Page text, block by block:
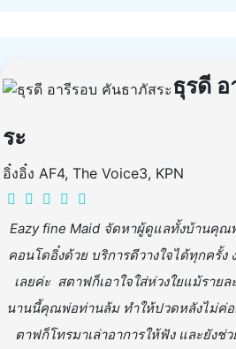
ธุรดี
ระ
อิ๋งอิ๋ง AF4, The Voice3, KPN
Eazy fine Maid จัดหาผู้ดูแลทั้งบ้านคุ
คอนโดอิ๋งด้วย บริการดีวางใจได้ทุกครั้ง
เลยค่ะ สตาฟก็เอาใจใส่ห่วงใยแม้รายล
นานนี้คุณพ่อท่านล้ม ทำให้ปวดหลังไม่ค่
ตาฟก็โทรมาเล่าอาการให้ฟัง และยัง